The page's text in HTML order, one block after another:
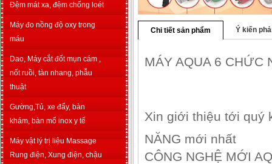
Đệm mát xa, đệm chống loét
Máy đo nồng độ oxy trong
máu
Dao, Máy cắt đốt mụn cám ,
nốt ruồi, tàn nhang, phẫu
thuật
Gường,Tủ, xe đẩy, bàn
khám, bàn mổ inox y tế
Máy vật lý trị liệu Massage
Rung điện, Xung điện, chậu
Chi tiết sản phẩm Ý kiến
MÁY AQUA 6 CHỨC
Xin giới thiệu tới quý
NĂNG mới nhất
CÔNG NGHỆ MỚI